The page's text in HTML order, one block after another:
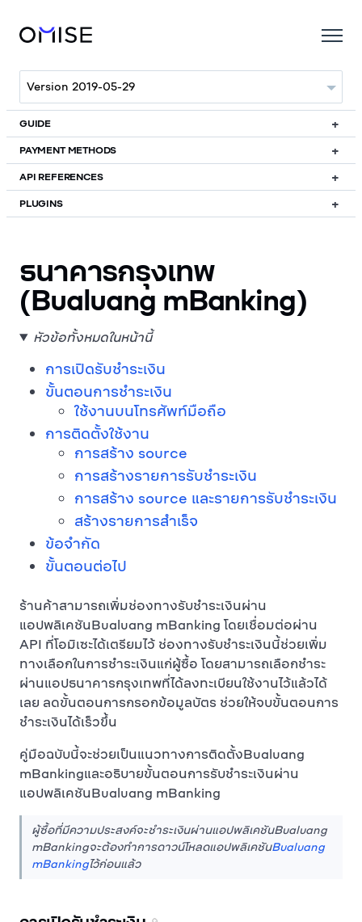
GUIDE
PAYMENT METHODS
API REFERENCES
PLUGINS
ธนาคารกรุงเทพ
(Bualuang mBanking)
หัวข้อทั้งหมดในหน้านี้
การเปิดรับชำระเงิน
ขั้นตอนการชำระเงิน
ใช้งานบนโทรศัพท์มือถือ
การติดตั้งใช้งาน
การสร้าง source
การสร้างรายการรับชำระเงิน
การสร้าง source และรายการรับชำระเงิน
สร้างรายการสำเร็จ
ข้อจำกัด
ขั้นตอนต่อไป
ร้านค้าสามารถเพิ่มช่องทางรับชำระเงินผ่าน
แอปพลิเคชันBualuang mBanking โดยเชื่อมต่อผ่าน
API ที่โอมิเซะได้เตรียมไว้ ช่องทางรับชำระเงินนี้ช่วยเพิ่ม
ทางเลือกในการชำระเงินแก่ผู้ซื้อ โดยสามารถเลือกชำระ
ผ่านแอปธนาคารกรุงเทพที่ได้ลงทะเบียนใช้งานไว้แล้วได้
เลย ลดขั้นตอนการกรอกข้อมูลบัตร ช่วยให้จบขั้นตอนการ
ชำระเงินได้เร็วขึ้น
คู่มือฉบับนี้จะช่วยเป็นแนวทางการติดตั้งBualuang
mBankingและอธิบายขั้นตอนการรับชำระเงินผ่าน
แอปพลิเคชันBualuang mBanking
ผู้ซื้อที่มีความประสงค์จะชำระเงินผ่านแอปพลิเคชันBualuang
mBankingจะต้องทำการดาวน์โหลดแอปพลิเคชันBualuang
mBankingไว้ก่อนแล้ว